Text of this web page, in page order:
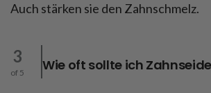
Auch stärken sie den Zahnschmelz.
3
of 5 Wie oft sollte ich